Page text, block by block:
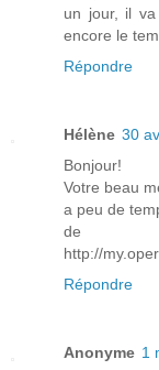
un jour, il
encore le
Répondre
Hélène 30
Bonjour!
Votre beau
a peu de
de
http://
Répondre
Anonyme 1